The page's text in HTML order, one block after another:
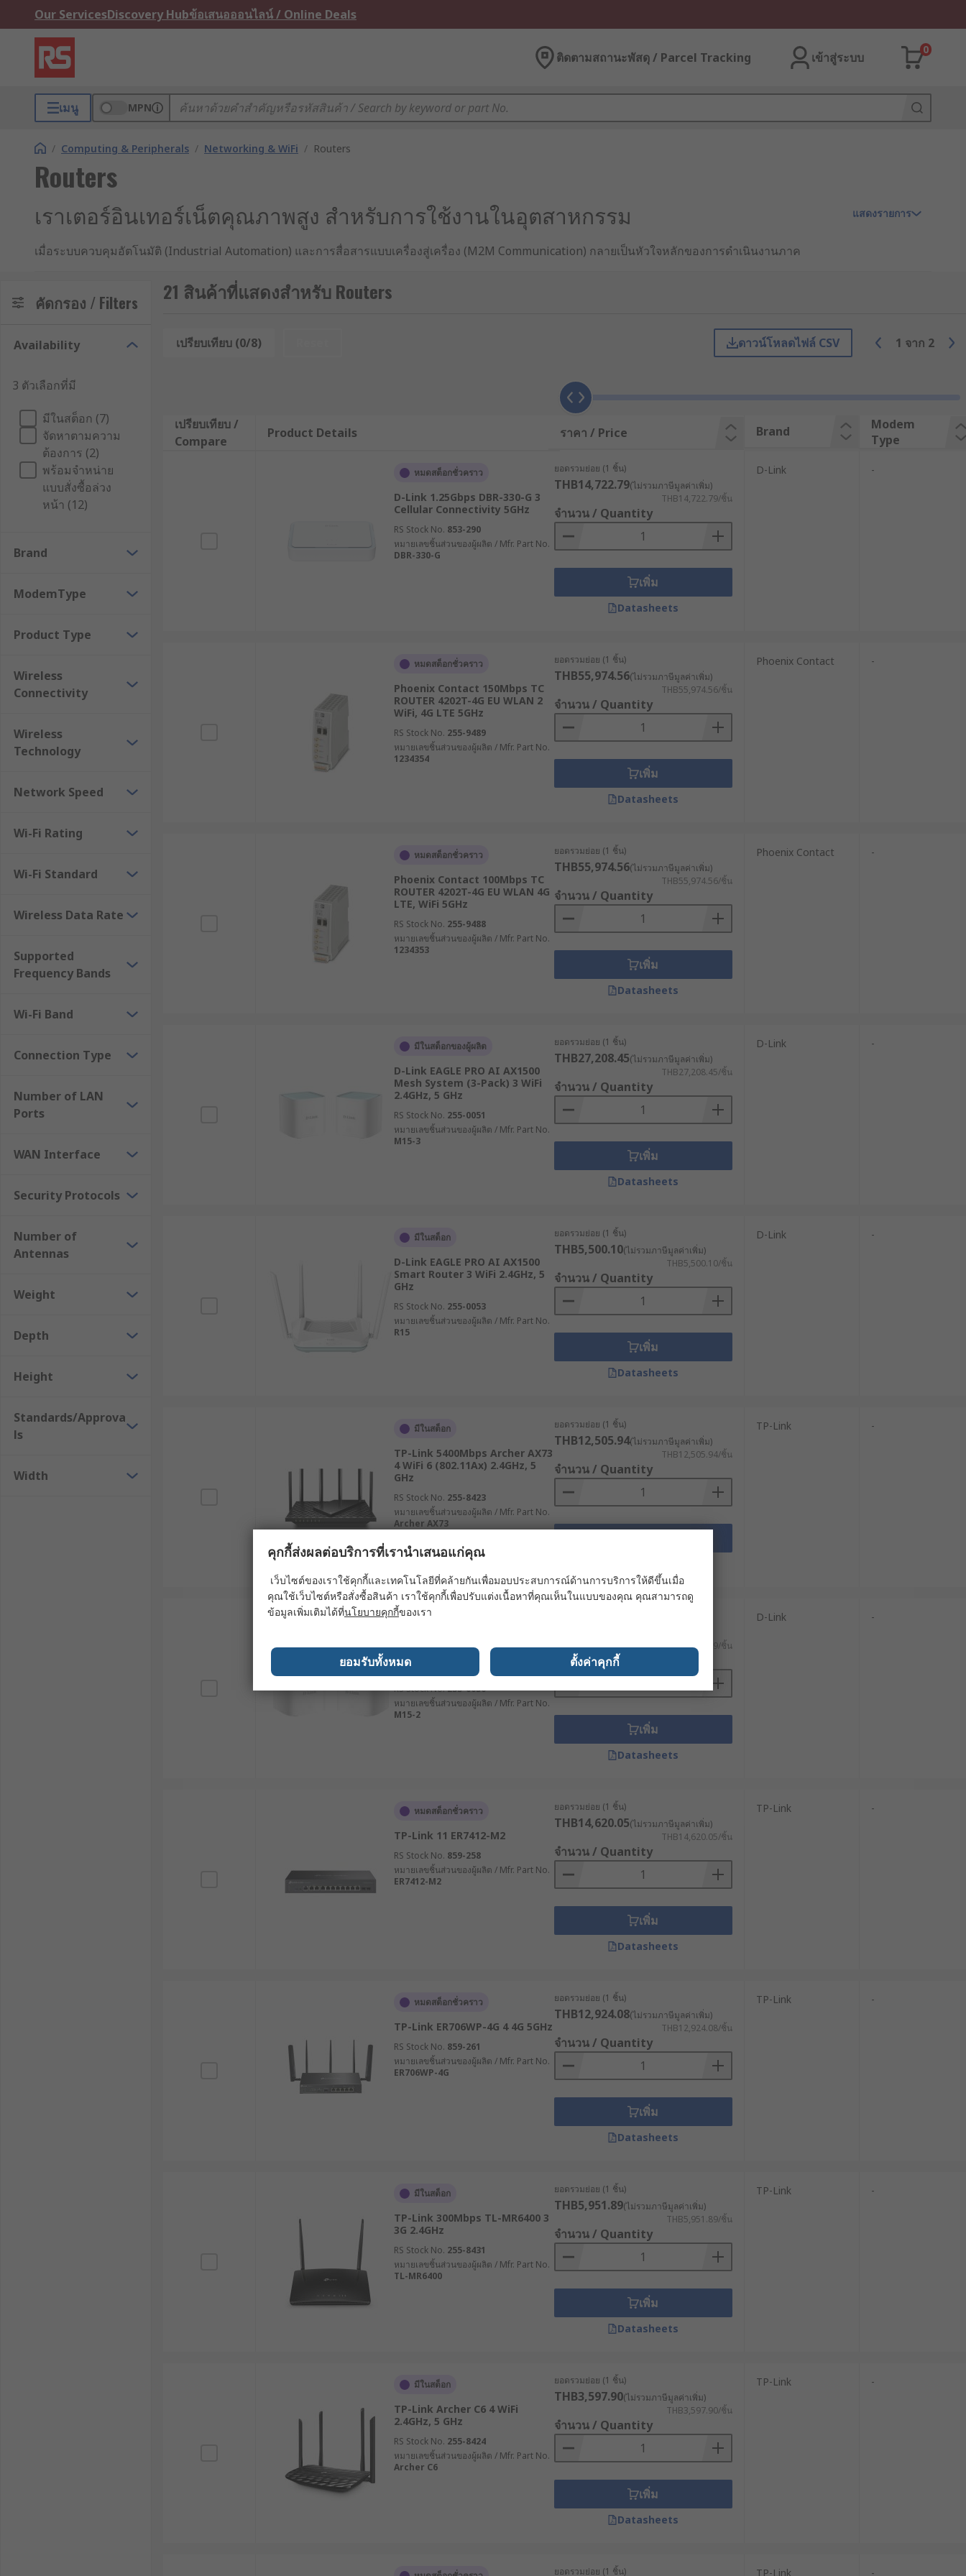
Our ServicesDiscovery Hubข้อเสนอออนไลน์ / Online Deals
ติดตามสถานะพัสดุ / Parcel Tracking เข้าสู่ระบบ
0
เมนู MPN
/ Computing & Peripherals / Networking & WiFi / Routers
Routers
เราเตอร์อินเทอร์เน็ตคุณภาพสูง สำหรับการใช้งานในอุตสาหกรรม
เมื่อระบบควบคุมอัตโนมัติ (Industrial Automation) และการสื่อสารแบบเครื่องสู่เครื่อง (M2M Communication) กลายเป็นหัวใจหลักของการดำเนินงานภาค
เป็นแบบเดียวกับที่ใช้ในบ้านได้ เพราะสภาพแวดล้อมที่ต่างกัน ความต้องการที่เฉพาะทาง และความสำคัญของข้อมูลที่ไหลเวียนในระบบต้องการอุปกรณ์ที่เชื่อถือได้ใน
ระดับอุตสาหกรรม
เราเตอร์อินเทอร์เน็ตคืออะไร ?
เราเตอร์อินเทอร์เน็ต หรือโมเด็มเราเตอร์ คืออุปกรณ์เครือข่ายที่ช่วยให้เครื่องมือภายในอาคารสามารถเชื่อมต่อกับอินเทอร์เน็ตได้ โดยโมเด็มเราเตอร์จะรวมฟังก์ชัน
ของโมเด็มและเราเตอร์ไว้ในอุปกรณ์เดียวกัน โมเด็มทำหน้าที่รับบริการอินเทอร์เน็ตจากผู้ให้บริการเข้ามายังบ้านหรือสำนักงาน จากนั้นข้อมูลจะถูกส่งต่อไปยังเราเตอร์
ซึ่งจะกระจายสัญญาณอินเทอร์เน็ตให้แก่อุปกรณ์ WiFi ต่าง ๆ เช่น แล็ปท็อปหรือสมาร์ตโฟน การเชื่อมต่ออินเทอร์เน็ตนี้ประกอบด้วยข้อมูลแพ็กเก็ต เช่น อีเมลหรือหน้า
เว็บไซต์ ซึ่งมี IP Address ระบุปลายทางของข้อมูลให้เราเตอร์ทราบ
นอกจากการกระจายสัญญาณแล้ว โมเด็มเราเตอร์ยังมีหน้าที่ในการกำหนด IP Address ให้แก่อุปกรณ์ภายในเครือข่าย, วางเส้นทางของข้อมูล, ควบคุมความปลอดภัย
ของระบบด้วย Firewall หรือ VPN และแบ่งเครือข่ายย่อย (Segmenting) เพื่อเพิ่มความปลอดภัยและประสิทธิภาพ
สำหรับเราเตอร์ในบ้านหรือสำนักงานขนาดเล็กนั้น มักใช้เพียงเพื่อส่งต่อ IP แพ็กเก็ตระหว่างคอมพิวเตอร์กับอินเทอร์เน็ต แต่ในธุรกิจขนาดใหญ่จะต้องใช้เราเตอร์ระดับ
องค์กรที่มีความสามารถมากกว่า เพื่อส่งข้อมูลไปในพื้นที่กว้างหรือ WAN (Wide Area Network) ซึ่งข้อมูลอาจต้องผ่านเราเตอร์หลายตัวก่อนถึงปลายทาง IP สุดท้าย
หลักการทำงานของเราเตอร์อินเทอร์เน็ต
เราเตอร์กระจายสัญญาณ WiFi ทำงานด้วยหลักการสำคัญที่เรียกว่า "การค้นหาเส้นทาง" (Routing) ซึ่งเป็นกระบวนการตัดสินใจเลือกเส้นทางที่เหมาะสมที่สุดสำหรับ
เมื่อข้อมูล (Data Packet) เข้ามาที่โมเด็ม เราเตอร์จะทำการตรวจสอบที่อยู่ IP ปลายทาง จากนั้นจะตรวจสอบตารางเส้นทาง (Routing Table) ที่บันทึกไว้ เพื่อระบุว่า
ควรส่งข้อมูลนี้ออกไปทางไหน ทั้งนี้ เราเตอร์จะพิจารณาปัจจัยต่าง ๆ เช่น จำนวนเครือข่ายที่ต้องผ่าน (Hop Count) ความเร็วของเส้นทาง หรือสถานะของเส้นทางนั้น ๆ
ว่ายังทำงานได้ดีหรือไม่
สำหรับเราเตอร์เกรดอุตสาหกรรม ระบบการทำงานได้รับการพัฒนาให้มีความซับซ้อนมากขึ้น โดยรองรับเทคโนโลยีการเชื่อมต่อที่หลากหลาย เช่น
การเชื่อมต่อแบบ Dual WAN สำหรับความเสถียรในการเชื่อมต่อ
ระบบ Failover ที่สามารถสลับไปใช้ช่องทางการเชื่อมต่อสำรองได้โดยอัตโนมัติเมื่อเส้นทางหลักมีปัญหา
เทคโนโลยี SD-WAN ที่ช่วยบริหารจัดการแบนด์วิดท์อย่างชาญฉลาด
ประโยชน์ของเราเตอร์อินเทอร์เน็ตที่ผู้ประกอบการควรรู้
การลงทุนในโมเด็ม WiFi คุณภาพสูงสำหรับอุตสาหกรรม นำมาซึ่งประโยชน์มากมายที่ส่งผลโดยตรงต่อประสิทธิภาพการดำเนินงานและความสามารถในการแข่งขัน
เพิ่มเสถียรภาพการเชื่อมต่อ : ลดการหยุดชะงักของระบบที่อาจนำไปสู่ความเสียหายทางธุรกิจ โดยเฉพาะในกระบวนการผลิตต่อเนื่องหากการขาดการเชื่อมต่อ
แม้เพียงไม่กี่นาทีอาจส่งผลให้เกิดความเสียหายมหาศาล
ยกระดับความปลอดภัยทางไซเบอร์ : ป้องกันการโจมตีทางไซเบอร์ที่มีเป้าหมายเป็นระบบอุตสาหกรรม ซึ่งมีแนวโน้มเพิ่มสูงขึ้นอย่างต่อเนื่อง ช่วยปกป้องทรัพย์สิน
รองรับการขยายตัวของระบบ IoT : เชื่อมต่อกับอุปกรณ์และเซ็นเซอร์จำนวนมากในโรงงานอัจฉริยะ (Smart Factory) เพื่อเก็บข้อมูลและควบคุมการทำงานได้
ลดค่าใช้จ่ายในระยะยาว : แม้จะมีต้นทุนเริ่มต้นที่สูงกว่า แต่ด้วยความทนทานและประสิทธิภาพที่เหนือกว่า จึงช่วยลดค่าใช้จ่ายในการบำรุงรักษาและการเปลี่ยน
สนับสนุนระบบควบคุมระยะไกล : เปิดโอกาสให้วิศวกรและผู้เชี่ยวชาญสามารถเข้าถึงและควบคุมระบบจากระยะไกลได้อย่างปลอดภัย ลดความจำเป็นในการเดิน
ทางและเพิ่มความรวดเร็วในการแก้ไขปัญหา
รองรับเทคโนโลยีอนาคต : พร้อมสำหรับการอัปเกรดและรองรับเทคโนโลยีใหม่ ๆ เช่น 5G, Edge Computing หรือ AI ที่จะเข้ามามีบทบาทสำคัญในภาค
อุตสาหกรรมมากขึ้นในอนาคต
เราเตอร์อินเทอร์เน็ตมีกี่ประเภท ?
เราเตอร์เซลลูลาร์ (Cellular Router) : เราเตอร์ประเภทนี้ใช้เครือข่าย 4G/5G ในการเชื่อมต่ออินเทอร์เน็ต เหมาะสำหรับพื้นที่ห่างไกลหรือที่ไม่มีโครงสร้างพื้น
ฐานด้านการสื่อสารแบบใช้สาย หรือต้องการความยืดหยุ่นในการติดตั้ง
เราเตอร์แบบ Dual SIM : เราเตอร์ WiFi แบบที่มาพร้อมช่องใส่ซิมการ์ด 2 ช่อง สามารถสลับการเชื่อมต่อระหว่างผู้ให้บริการได้โดยอัตโนมัติเมื่อเครือข่ายหลักมี
เราเตอร์ VPN : มีฟังก์ชัน VPN แบบครบวงจร รองรับโปรโตคอล VPN หลากหลาย เช่น IPsec, OpenVPN, PPTP ช่วยสร้างการเชื่อมต่อที่ปลอดภัยระหว่างสาขา
เราเตอร์ SD-WAN : ใช้เทคโนโลยี Software-Defined WAN ในการบริหารจัดการแบนด์วิดท์อย่างชาญฉลาด เลือกเส้นทางการส่งข้อมูลตามลักษณะของ
เราเตอร์ Edge Computing : นอกจากทำหน้าที่เป็นเราเตอร์ WiFi แล้ว ยังมีความสามารถในการประมวลผลข้อมูล ณ จุดที่เกิดข้อมูล (Edge) ลดการส่งข้อมูลไปยัง
ศูนย์ข้อมูลกลาง เหมาะสำหรับระบบ IoT ที่ต้องการการตอบสนองแบบเรียลไทม์
เราเตอร์ PoE (Power over Ethernet ): สามารถจ่ายไฟผ่านสายแลนให้แก่อุปกรณ์ปลายทาง เช่น กล้อง IP, จุดกระจายสัญญาณไร้สาย หรือโทรศัพท์ VoIP ช่วย
ลดความซับซ้อนในการเดินสายไฟ
เราเตอร์ทางรถไฟ (Railway Router) : ออกแบบเฉพาะสำหรับระบบขนส่งทางราง รองรับมาตรฐาน EN 50155 ทนต่อการสั่นสะเทือนสูง และมีระบบจัดการการ
คู่มือการเลือกเราเตอร์อินเทอร์เน็ตให้เหมาะกับความต้องการ
พื้นที่ครอบคลุม : ตรวจสอบให้แน่ใจว่าเราเตอร์สามารถกระจายสัญญาณได้ครอบคลุมพื้นที่อยู่อาศัยหรือพื้นที่ทำงานของคุณอย่างเพียงพอ เพื่อให้การใช้งาน
ความเร็วที่รองรับ : ตรวจสอบว่าเราเตอร์อินเทอร์เน็ตสามารถรองรับความเร็วของบริการอินเทอร์เน็ตที่ใช้งาน ไม่ว่าจะเป็น 3G, 4G หรือ 5G เพื่อหลีกเลี่ยงปัญหา
จำนวนอุปกรณ์ที่เชื่อมต่อ : พิจารณาจำนวนอุปกรณ์ที่ต้องเชื่อมต่อพร้อมกัน เพื่อให้แน่ใจว่าเราเตอร์สามารถจัดการกับปริมาณการใช้งานได้โดยไม่เกิดปัญหา
คุณสมบัติด้านความปลอดภัย : เลือกเราเตอร์กระจายสัญญาณ WiFi ที่มีระบบรักษาความปลอดภัยที่แข็งแรง เช่น การเข้ารหัสแบบ WEP หรือ WPA เพื่อปกป้อง
ประเมินสภาพแวดล้อมการใช้งาน : พิจารณาว่าเราเตอร์จะถูกติดตั้งในสภาพแวดล้อมแบบใด มีความเสี่ยงต่อความร้อน ความชื้น ฝุ่น หรือการสั่นสะเทือนหรือไม่
กำหนดความต้องการด้านแบนด์วิดท์ : คำนวณปริมาณข้อมูลที่จะถูกส่งผ่านอุปกรณ์เครือข่าย โมเด็ม และจำนวนอุปกรณ์ที่จะเชื่อมต่อ เพื่อให้แน่ใจว่าเราเตอร์มี
พิจารณาฟีเจอร์ด้านความปลอดภัย : ตรวจสอบว่าเราเตอร์ไร้สายมีระบบความปลอดภัยที่จำเป็น เช่น VPN, Firewall, การเข้ารหัสข้อมูล หรือระบบตรวจจับและ
ตรวจสอบการรองรับโปรโตคอลเฉพาะทาง : หากระบบของคุณใช้โปรโตคอลเฉพาะทางอุตสาหกรรม เช่น Modbus, Profinet หรือ OPC UA ควรเลือกโมเด็ม
คำนึงถึงความง่ายในการบริหารจัดการ : พิจารณาว่าเราเตอร์มีระบบบริหารจัดการที่ใช้งานง่ายหรือไม่ สามารถจัดการผ่านเว็บอินเทอร์เฟซหรือซอฟต์แวร์จัดการ
ตัวอย่างการใช้เราเตอร์อินเทอร์เน็ตในอุตสาหกรรมต่าง ๆ
อุตสาหกรรมการผลิต : โรงงานผลิตชิ้นส่วนยานยนต์ชั้นนำใช้เราเตอร์ 4G พร้อมระบบ VPN เพื่อเชื่อมต่อเครื่องจักร CNC และหุ่นยนต์อุตสาหกรรมเข้ากับระบบ
MES (Manufacturing Execution System) ทำให้สามารถติดตามและควบคุมกระบวนการผลิตได้แบบเรียลไทม์ แม้ในจุดที่การเดินสายเคเบิลทำได้ยาก
พลังงานและสาธารณูปโภค : บริษัทผลิตไฟฟ้าใช้เราเตอร์ความเร็วสูงที่มีระบบ Dual SIM เพื่อเชื่อมต่อกับกังหันลมที่ตั้งอยู่ในพื้นที่ห่างไกล ช่วยให้วิศวกรสามารถ
ขนส่งและโลจิสติกส์ : บริษัทขนส่งติดตั้งเราเตอร์ 5G ในรถบรรทุกเพื่อติดตามตำแหน่ง, สภาพการจราจร และสถานะสินค้าแบบเรียลไทม์ ช่วยเพิ่มประสิทธิภาพใน
เกษตรกรรมสมัยใหม่ : ฟาร์มอัจฉริยะใช้เราเตอร์กระจายสัญญาณ WiFi เพื่อเชื่อมต่อกับเซ็นเซอร์ที่ติดตามความชื้นในดิน อุณหภูมิ และระดับน้ำ ทำให้สามารถ
ควบคุมระบบชลประทานและการจัดการฟาร์มได้อย่างแม่นยำ ช่วยประหยัดทรัพยากรและเพิ่มผลผลิต
RS จำหน่ายเราเตอร์อินเทอร์เน็ตคุณภาพสูง ตอบโจทย์อุตสาหกรรม
RS ผู้นำด้านโซลูชันอุตสาหกรรมและอิเล็กทรอนิกส์ เราคัดสรรเราเตอร์อินเทอร์เน็ตจากแบรนด์ชั้นนำที่ได้มาตรฐานมาให้เลือกซื้ออย่างสะดวก เช่น RS PRO,
Helmholz GmbH & Co. KG, Phoenix Contact และอีกมากมาย มีเราเตอร์ทั้งราคาส่งและปลีก ครอบคลุมทุกความต้องการของผู้ประกอบการ เลือกซื้อสินค้าได้สะดวก
ตลอด 24 ชม. บนเว็บไซต์ของเรา พร้อมบริการจัดส่งทั่วประเทศไทย หรือปรึกษาผู้เชี่ยวชาญด้านผลิตภัณฑ์ของเราเพื่อเลือกอุปกรณ์ให้เหมาะกับการใช้งานใน
แสดงรายการ
คัดกรอง / Filters
Availability
3 ตัวเลือกที่มี
มีในสต็อก (7)
จัดหาตามความ
ต้องการ (2)
พร้อมจำหน่าย
แบบสั่งซื้อล่วง
หน้า (12)
Brand
ModemType
Product Type
Wireless
Connectivity
Wireless
Technology
Network Speed
Wi-Fi Rating
Wi-Fi Standard
Wireless Data Rate
Supported
Frequency Bands
Wi-Fi Band
Connection Type
Number of LAN
Ports
WAN Interface
Security Protocols
Number of
Antennas
Weight
Depth
Height
Standards/Approva
ls
Width
21 สินค้าที่แสดงสำหรับ Routers
เปรียบเทียบ (0/8) ดาวน์โหลดไฟล์ CSV 1 จาก 2
เปรียบเทียบ /
Compare
Product Details ราคา / Price Brand
Modem
Type
หมดสต็อกชั่วคราว
D-Link 1.25Gbps DBR-330-G 3
Cellular Connectivity 5GHz
RS Stock No. 853-290
หมายเลขชิ้นส่วนของผู้ผลิต / Mfr. Part No.
DBR-330-G
ยอดรวมย่อย (1 ชิ้น)
THB14,722.79(ไม่รวมภาษีมูลค่าเพิ่ม)
THB14,722.79/ชิ้น
จำนวน / Quantity
เพิ่ม
Datasheets
D-Link -
หมดสต็อกชั่วคราว
Phoenix Contact 150Mbps TC
ROUTER 4202T-4G EU WLAN 2
WiFi, 4G LTE 5GHz
RS Stock No. 255-9489
หมายเลขชิ้นส่วนของผู้ผลิต / Mfr. Part No.
1234354
ยอดรวมย่อย (1 ชิ้น)
THB55,974.56(ไม่รวมภาษีมูลค่าเพิ่ม)
THB55,974.56/ชิ้น
จำนวน / Quantity
เพิ่ม
Datasheets
Phoenix Contact -
หมดสต็อกชั่วคราว
Phoenix Contact 100Mbps TC
ROUTER 4202T-4G EU WLAN 4G
LTE, WiFi 5GHz
RS Stock No. 255-9488
หมายเลขชิ้นส่วนของผู้ผลิต / Mfr. Part No.
1234353
ยอดรวมย่อย (1 ชิ้น)
THB55,974.56(ไม่รวมภาษีมูลค่าเพิ่ม)
THB55,974.56/ชิ้น
จำนวน / Quantity
เพิ่ม
Datasheets
Phoenix Contact -
มีในสต็อกของผู้ผลิต
D-Link EAGLE PRO AI AX1500
Mesh System (3-Pack) 3 WiFi
2.4GHz, 5 GHz
RS Stock No. 255-0051
หมายเลขชิ้นส่วนของผู้ผลิต / Mfr. Part No.
M15-3
ยอดรวมย่อย (1 ชิ้น)
THB27,208.45(ไม่รวมภาษีมูลค่าเพิ่ม)
THB27,208.45/ชิ้น
จำนวน / Quantity
เพิ่ม
Datasheets
D-Link -
มีในสต็อก
D-Link EAGLE PRO AI AX1500
Smart Router 3 WiFi 2.4GHz, 5
GHz
RS Stock No. 255-0053
หมายเลขชิ้นส่วนของผู้ผลิต / Mfr. Part No.
R15
ยอดรวมย่อย (1 ชิ้น)
THB5,500.10(ไม่รวมภาษีมูลค่าเพิ่ม)
THB5,500.10/ชิ้น
จำนวน / Quantity
เพิ่ม
Datasheets
D-Link -
มีในสต็อก
TP-Link 5400Mbps Archer AX73
4 WiFi 6 (802.11Ax) 2.4GHz, 5
GHz
RS Stock No. 255-8423
หมายเลขชิ้นส่วนของผู้ผลิต / Mfr. Part No.
Archer AX73
ยอดรวมย่อย (1 ชิ้น)
THB12,505.94(ไม่รวมภาษีมูลค่าเพิ่ม)
THB12,505.94/ชิ้น
จำนวน / Quantity
TP-Link -
มีในสต็อกของผู้ผลิต
D-Link EAGLE PRO AI AX1500
Mesh System (2-Pack) 2 WiFi
2.4GHz, 5 GHz
RS Stock No.255-0050
หมายเลขชิ้นส่วนของผู้ผลิต / Mfr. Part No.
M15-2
THB9,579.09/ชิ้น
จำนวน / Quantity
เพิ่ม
Datasheets
D-Link -
หมดสต็อกชั่วคราว
TP-Link 11 ER7412-M2
RS Stock No. 859-258
หมายเลขชิ้นส่วนของผู้ผลิต / Mfr. Part No.
ER7412-M2
ยอดรวมย่อย (1 ชิ้น)
THB14,620.05(ไม่รวมภาษีมูลค่าเพิ่ม)
THB14,620.05/ชิ้น
จำนวน / Quantity
เพิ่ม
Datasheets
TP-Link -
หมดสต็อกชั่วคราว
TP-Link ER706WP-4G 4 4G 5GHz
RS Stock No. 859-261
หมายเลขชิ้นส่วนของผู้ผลิต / Mfr. Part No.
ER706WP-4G
ยอดรวมย่อย (1 ชิ้น)
THB12,924.08(ไม่รวมภาษีมูลค่าเพิ่ม)
THB12,924.08/ชิ้น
จำนวน / Quantity
เพิ่ม
Datasheets
TP-Link -
มีในสต็อก
TP-Link 300Mbps TL-MR6400 3
3G 2.4GHz
RS Stock No. 255-8431
หมายเลขชิ้นส่วนของผู้ผลิต / Mfr. Part No.
TL-MR6400
ยอดรวมย่อย (1 ชิ้น)
THB5,951.89(ไม่รวมภาษีมูลค่าเพิ่ม)
THB5,951.89/ชิ้น
จำนวน / Quantity
เพิ่ม
Datasheets
TP-Link -
มีในสต็อก
TP-Link Archer C6 4 WiFi
2.4GHz, 5 GHz
RS Stock No. 255-8424
หมายเลขชิ้นส่วนของผู้ผลิต / Mfr. Part No.
Archer C6
ยอดรวมย่อย (1 ชิ้น)
THB3,597.90(ไม่รวมภาษีมูลค่าเพิ่ม)
THB3,597.90/ชิ้น
จำนวน / Quantity
เพิ่ม
Datasheets
TP-Link -
ยอดรวมย่อย (1 ชิ้น) TP-Link -
คุกกี้ส่งผลต่อบริการที่เรานำเสนอแก่คุณ
เว็บไซต์ของเราใช้คุกกี้และเทคโนโลยีที่คล้ายกันเพื่อมอบประสบการณ์ด้านการบริการให้ดีขึ้นเมื่อ
คุณใช้เว็บไซต์หรือสั่งซื้อสินค้า เราใช้คุกกี้เพื่อปรับแต่งเนื้อหาที่คุณเห็นในแบบของคุณ คุณสามารถดู
ข้อมูลเพิ่มเติมได้ที่นโยบายคุกกี้ของเรา
ยอมรับทั้งหมด ตั้งค่าคุกกี้